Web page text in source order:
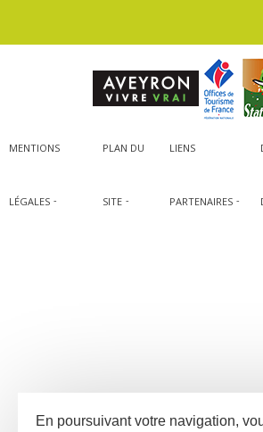
MENTIONS
LÉGALES
PLAN DU
SITE
LIENS
PARTENAIRES
En poursuivant votre navigation,